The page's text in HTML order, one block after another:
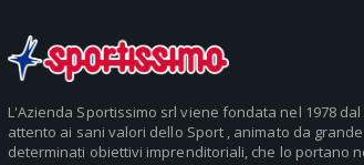
L'Azienda Sportissimo srl viene fondata nel 1978
attento ai sani valori dello Sport , animato da
determinati obiettivi imprenditoriali, che lo portano